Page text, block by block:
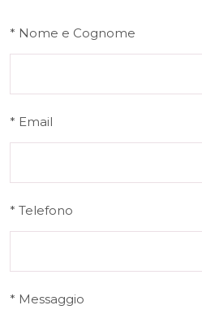
* Nome e Cognome
* Email
* Telefono
* Messaggio